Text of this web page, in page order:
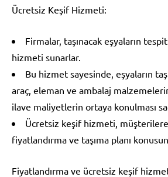
Ücretsiz Keşif Hizmeti:
Firmalar, taşınacak eşyaların
hizmeti sunarlar.
Bu hizmet sayesinde, eşyaların
araç, eleman ve ambalaj
ilave maliyetlerin ortaya konulması
Ücretsiz keşif hizmeti,
fiyatlandırma ve taşıma planı
Fiyatlandırma ve ücretsiz keşif